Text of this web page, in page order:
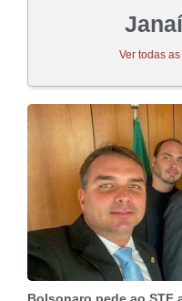
Ver todas